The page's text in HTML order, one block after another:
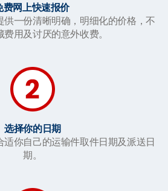
费网上快速报价
一份清晰明确，明细化的价格，不
用及讨厌的意外收费。
选择你的日期
你自己的运输件取件日期及派送日
期。